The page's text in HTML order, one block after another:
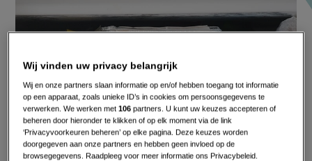
deze
Wij vinden uw privacy belangrijk
Wij en onze partners slaan informatie op en/of hebben toegang tot informatie
op een apparaat, zoals unieke ID’s in cookies om persoonsgegevens te
verwerken. We werken met106 partners. U kunt uw keuzes accepteren of
beheren door hieronder te klikken of op elk moment via de link
‘Privacyvoorkeuren beheren’ op elke pagina. Deze keuzes worden
doorgegeven aan onze partners en hebben geen invloed op de
browsegegevens. Raadpleeg voor meer informatie ons Privacybeleid.